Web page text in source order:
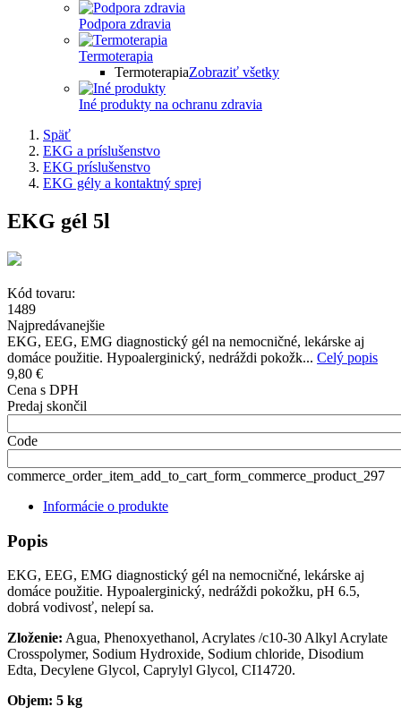
Podpora zdravia
Termoterapia
TermoterapiaZobraziť všetky
Iné produkty na ochranu zdravia
Späť
EKG a príslušenstvo
EKG príslušenstvo
EKG gély a kontaktný sprej
EKG gél 5l
Kód tovaru:
1489
Najpredávanejšie
EKG, EEG, EMG diagnostický gél na nemocničné, lekárske aj
domáce použitie. Hypoalerginický, nedráždi pokožk... Celý popis
9,80 €
Cena s DPH
Predaj skončil
Code
commerce_order_item_add_to_cart_form_commerce_product_297
Informácie o produkte
Popis
EKG, EEG, EMG diagnostický gél na nemocničné, lekárske aj
domáce použitie. Hypoalerginický, nedráždi pokožku, pH 6.5,
dobrá vodivosť, nelepí sa.
Zloženie: Agua, Phenoxyethanol, Acrylates /c10-30 Alkyl Acrylate
Crosspolymer, Sodium Hydroxide, Sodium chloride, Disodium
Edta, Decylene Glycol, Caprylyl Glycol, CI14720.
Objem: 5 kg